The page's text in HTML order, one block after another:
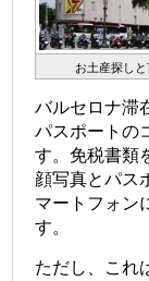
お土産探し
バルセロナ滞
パスポートの
す。免税書類
顔写真とパス
マートフォン
す。
ただし、これ